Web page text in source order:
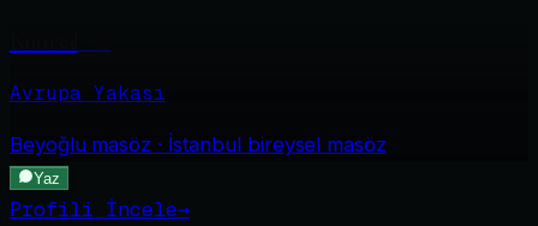
Avrupa Yakası
Beyoğlumasöz · İstanbul bireysel masöz
Yaz
Profili İncele→